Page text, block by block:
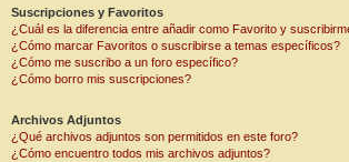
Suscripciones y Favoritos
¿Cuál es la diferencia entre añadir como Favorito y
¿Cómo marcar Favoritos o suscribirse a temas específicos?
¿Cómo me suscribo a un foro específico?
¿Cómo borro mis suscripciones?
Archivos Adjuntos
¿Qué archivos adjuntos son permitidos en este foro?
¿Cómo encuentro todos mis archivos adjuntos?